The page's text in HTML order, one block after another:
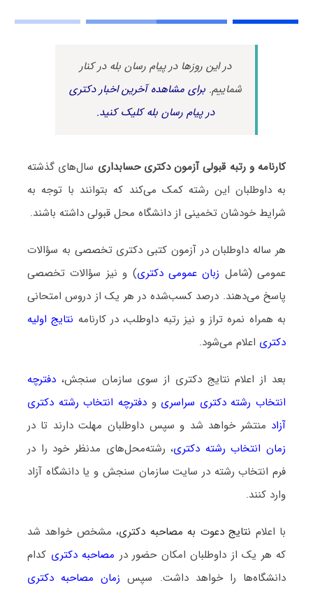
در این روزها در پیام رسان بله در کنار
شماییم.برای مشاهده آخرین اخبار دکتری
در پیام رسان بله کلیک کنید.
کارنامه و رتبه قبولی آزمون دکتری حسابداری سال‌های گذشته
به داوطلبان این رشته کمک می‌کند که بتوانند با توجه به
شرایط خودشان تخمینی از دانشگاه محل قبولی داشته باشند.
هر ساله داوطلبان در آزمون کتبی دکتری تخصصی به سؤالات
عمومی (شامل زبان عمومی دکتری) و نیز سؤالات تخصصی
پاسخ می‌دهند. درصد کسب‌شده در هر یک از دروس امتحانی
به همراه نمره تراز و نیز رتبه داوطلب، در کارنامه نتایج اولیه
دکتری اعلام می‌شود.
بعد از اعلام نتایج دکتری از سوی سازمان سنجش،دفترچه
انتخاب رشته دکتری سراسری ودفترچه انتخاب رشته دکتری
آزاد منتشر خواهد شد و سپس داوطلبان مهلت دارند تا در
زمان انتخاب رشته دکتری، رشته‌محل‌های مدنظر خود را در
فرم انتخاب رشته در سایت سازمان سنجش و یا دانشگاه آزاد
وارد کنند.
با اعلام نتایج دعوت به مصاحبه دکتری، مشخص خواهد شد
که هر یک از داوطلبان امکان حضور در مصاحبه دکتری کدام
دانشگاه‌ها را خواهد داشت. سپس زمان مصاحبه دکتری